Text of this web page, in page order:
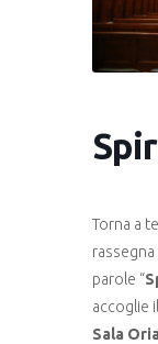
Torna a
parole “
accoglie
Sala